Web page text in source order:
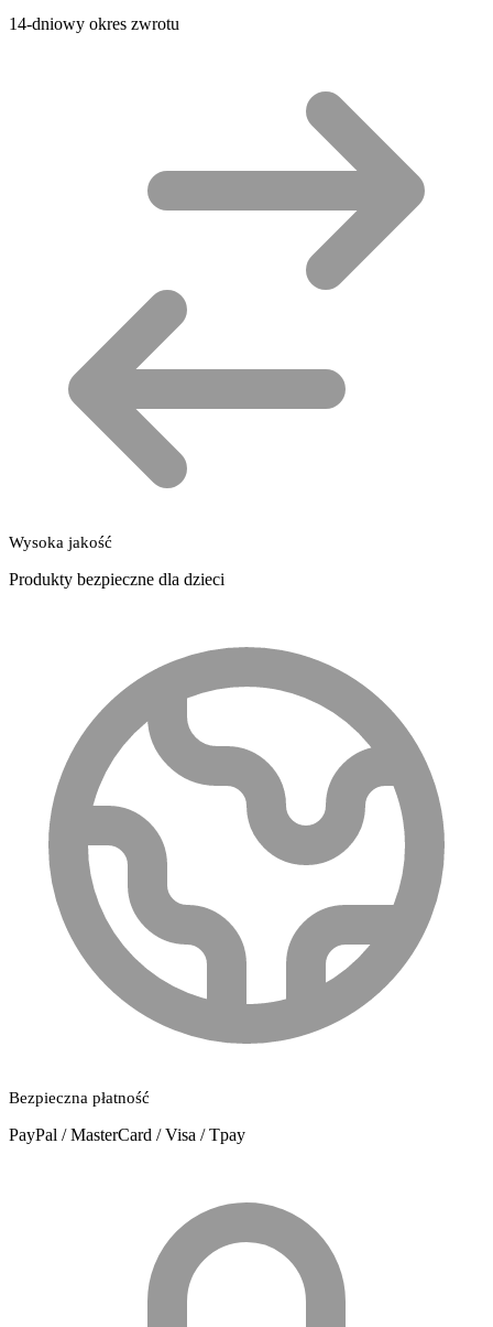
14-dniowy okres zwrotu
Wysoka jakość
Produkty bezpieczne dla dzieci
Bezpieczna płatność
PayPal / MasterCard / Visa / Tpay